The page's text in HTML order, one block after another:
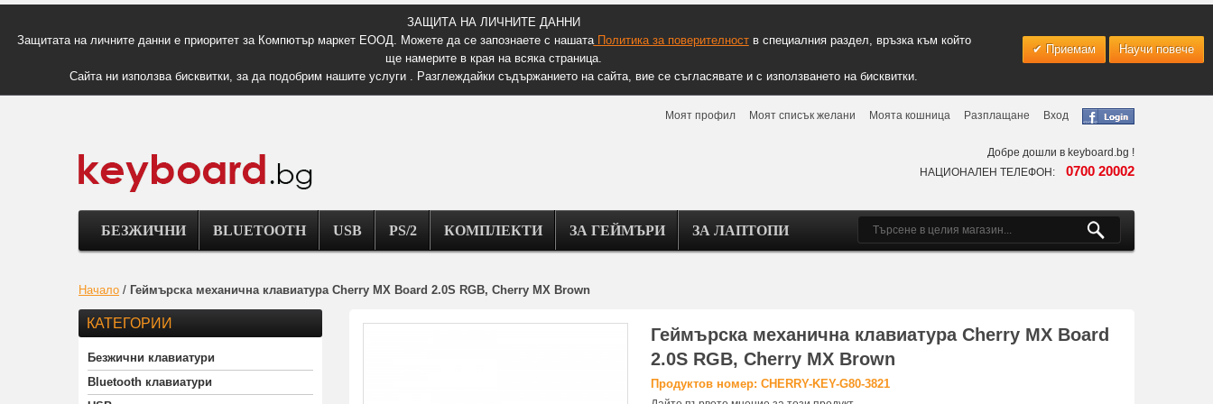
ЗАЩИТА НА ЛИЧНИТЕ ДАННИ
Защитата на личните данни е приоритет за Компютър маркет ЕООД. Можете да се запознаете с нашатаПолитика за поверителноств специалния раздел, връзка към който
ще намерите в края на всяка страница.
Сайта ни използва бисквитки, за да подобрим нашите услуги . Разглеждайки съдържанието на сайта, вие се съгласявате и с използването на бисквитки.
Приемам Научи повече
Моят профил Моят списък желани Моята кошница Разплащане Вход
Добре дошли в keyboard.bg !
НАЦИОНАЛЕН ТЕЛЕФОН: 0700 20002
БЕЗЖИЧНИ BLUETOOTH USB PS/2 КОМПЛЕКТИ ЗА ГЕЙМЪРИ ЗА ЛАПТОПИ
Начало / Геймърскa механична клавиатура Cherry MX Board 2.0S RGB, Cherry MX Brown
Геймърскa механична клавиатура Cherry MX Board
2.0S RGB, Cherry MX Brown
Продуктов номер: CHERRY-KEY-G80-3821
КАТЕГОРИИ
Безжични клавиатури
Bluetooth клавиатури